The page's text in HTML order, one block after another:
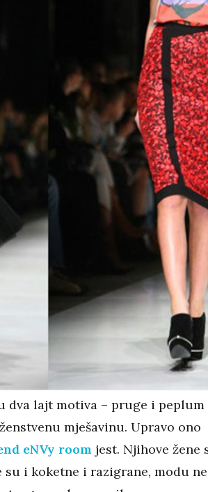
dva lajt motiva – pruge i peplum
mješavinu. Upravo ono
eNVy room jest. Njihove žene
su i koketne i razigrane, modu ne